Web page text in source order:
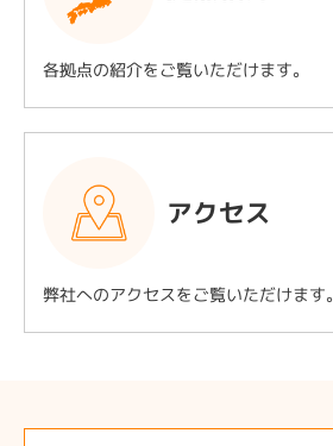
各拠点の紹介をご覧いただけます。
アクセス
弊社へのアクセスをご覧いただけます。